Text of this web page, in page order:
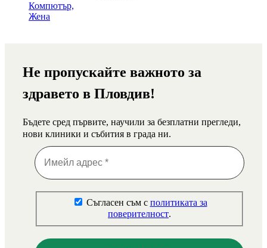
Не пропускайте важното за
здравето в Пловдив!
Бъдете сред първите, научили за безплатни прегледи,
нови клиники и събития в града ни.
Съгласен съм с политиката за
поверителност.